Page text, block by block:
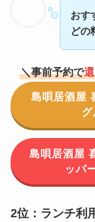
おす
どの
＼事前予約で
島唄居酒屋
グ
島唄居酒屋
ッパ
2位：ランチ利